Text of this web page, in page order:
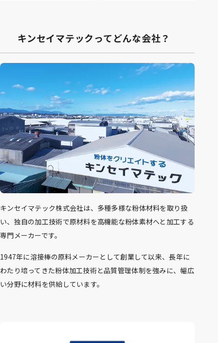
キンセイマテックってどんな会社？
キンセイマテック株式会社は、多種多様な粉体材料を取り扱
い、独自の加工技術で原材料を高機能な粉体素材へと加工する
専門メーカーです。
1947年に溶接棒の原料メーカーとして創業して以来、長年に
わたり培ってきた粉体加工技術と品質管理体制を強みに、幅広
い分野に材料を供給しています。